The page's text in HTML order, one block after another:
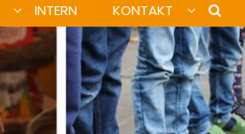
INTERN KONTAKT